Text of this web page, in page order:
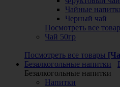
Чайные
Черный чай
Посмотреть все
Чай 50гр
Посмотреть все товары
Безалкогольные напитки
Безалкогольные напитки
Напитки